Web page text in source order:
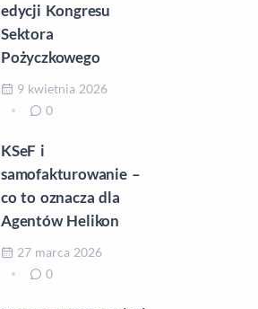
edycji Kongresu
Sektora
Pożyczkowego
9 kwietnia 2026
0
KSeF i
samofakturowanie –
co to oznacza dla
Agentów Helikon
27 marca 2026
0